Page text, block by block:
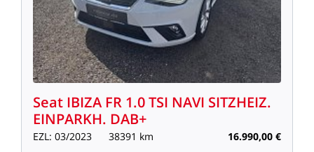
Seat IBIZA FR 1.0TSI NAVI SITZHEIZ.
EINPARKH. DAB+
EZL: 03/2023 38391 km 16.990,00 €